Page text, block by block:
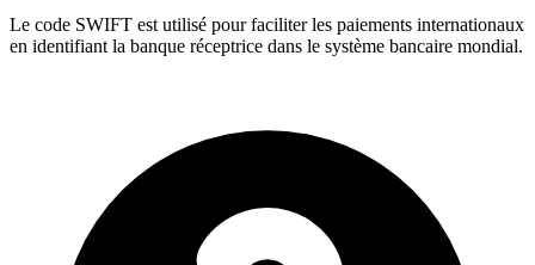
Le code SWIFT est utilisé pour faciliter les paiements internationaux
en identifiant la banque réceptrice dans le système bancaire mondial.